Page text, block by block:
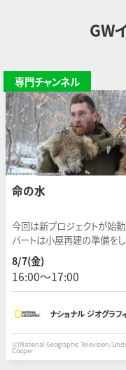
GW
専門チャンネル
命の水
今回は新プロジェクトが始動
バートは小屋再建の準備をし
ンは集水システムを作り上げる
ニーとアメリアはウサギを手
れ、ガブリエルは海への旅を続
る。
8/7(金)
16:00〜17:00
ナショナル ジオグラフ
(c)National Geographic Television/
Cooper